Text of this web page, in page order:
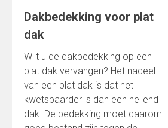
Dakbedekking voor plat
dak
Wilt u de dakbedekking op een
plat dak vervangen? Het nadeel
van een plat dak is dat het
kwetsbaarder is dan een hellend
dak. De bedekking moet daarom